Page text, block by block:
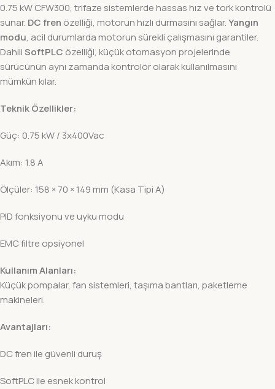
0.75 kW CFW300, trifaze sistemlerde hassas hız ve tork kontrolü
sunar. DC fren özelliği, motorun hızlı durmasını sağlar.Yangın
modu, acil durumlarda motorun sürekli çalışmasını garantiler.
DahiliSoftPLC özelliği, küçük otomasyon projelerinde
sürücünün aynı zamanda kontrolör olarak kullanılmasını
mümkün kılar.
Teknik Özellikler:
Güç: 0.75 kW / 3x400Vac
Akım: 1.8 A
Ölçüler: 158 × 70 × 149 mm (Kasa Tipi A)
PID fonksiyonu ve uyku modu
EMC filtre opsiyonel
Kullanım Alanları:
Küçük pompalar, fan sistemleri, taşıma bantları, paketleme
makineleri.
Avantajları:
DC fren ile güvenli duruş
SoftPLC ile esnek kontrol